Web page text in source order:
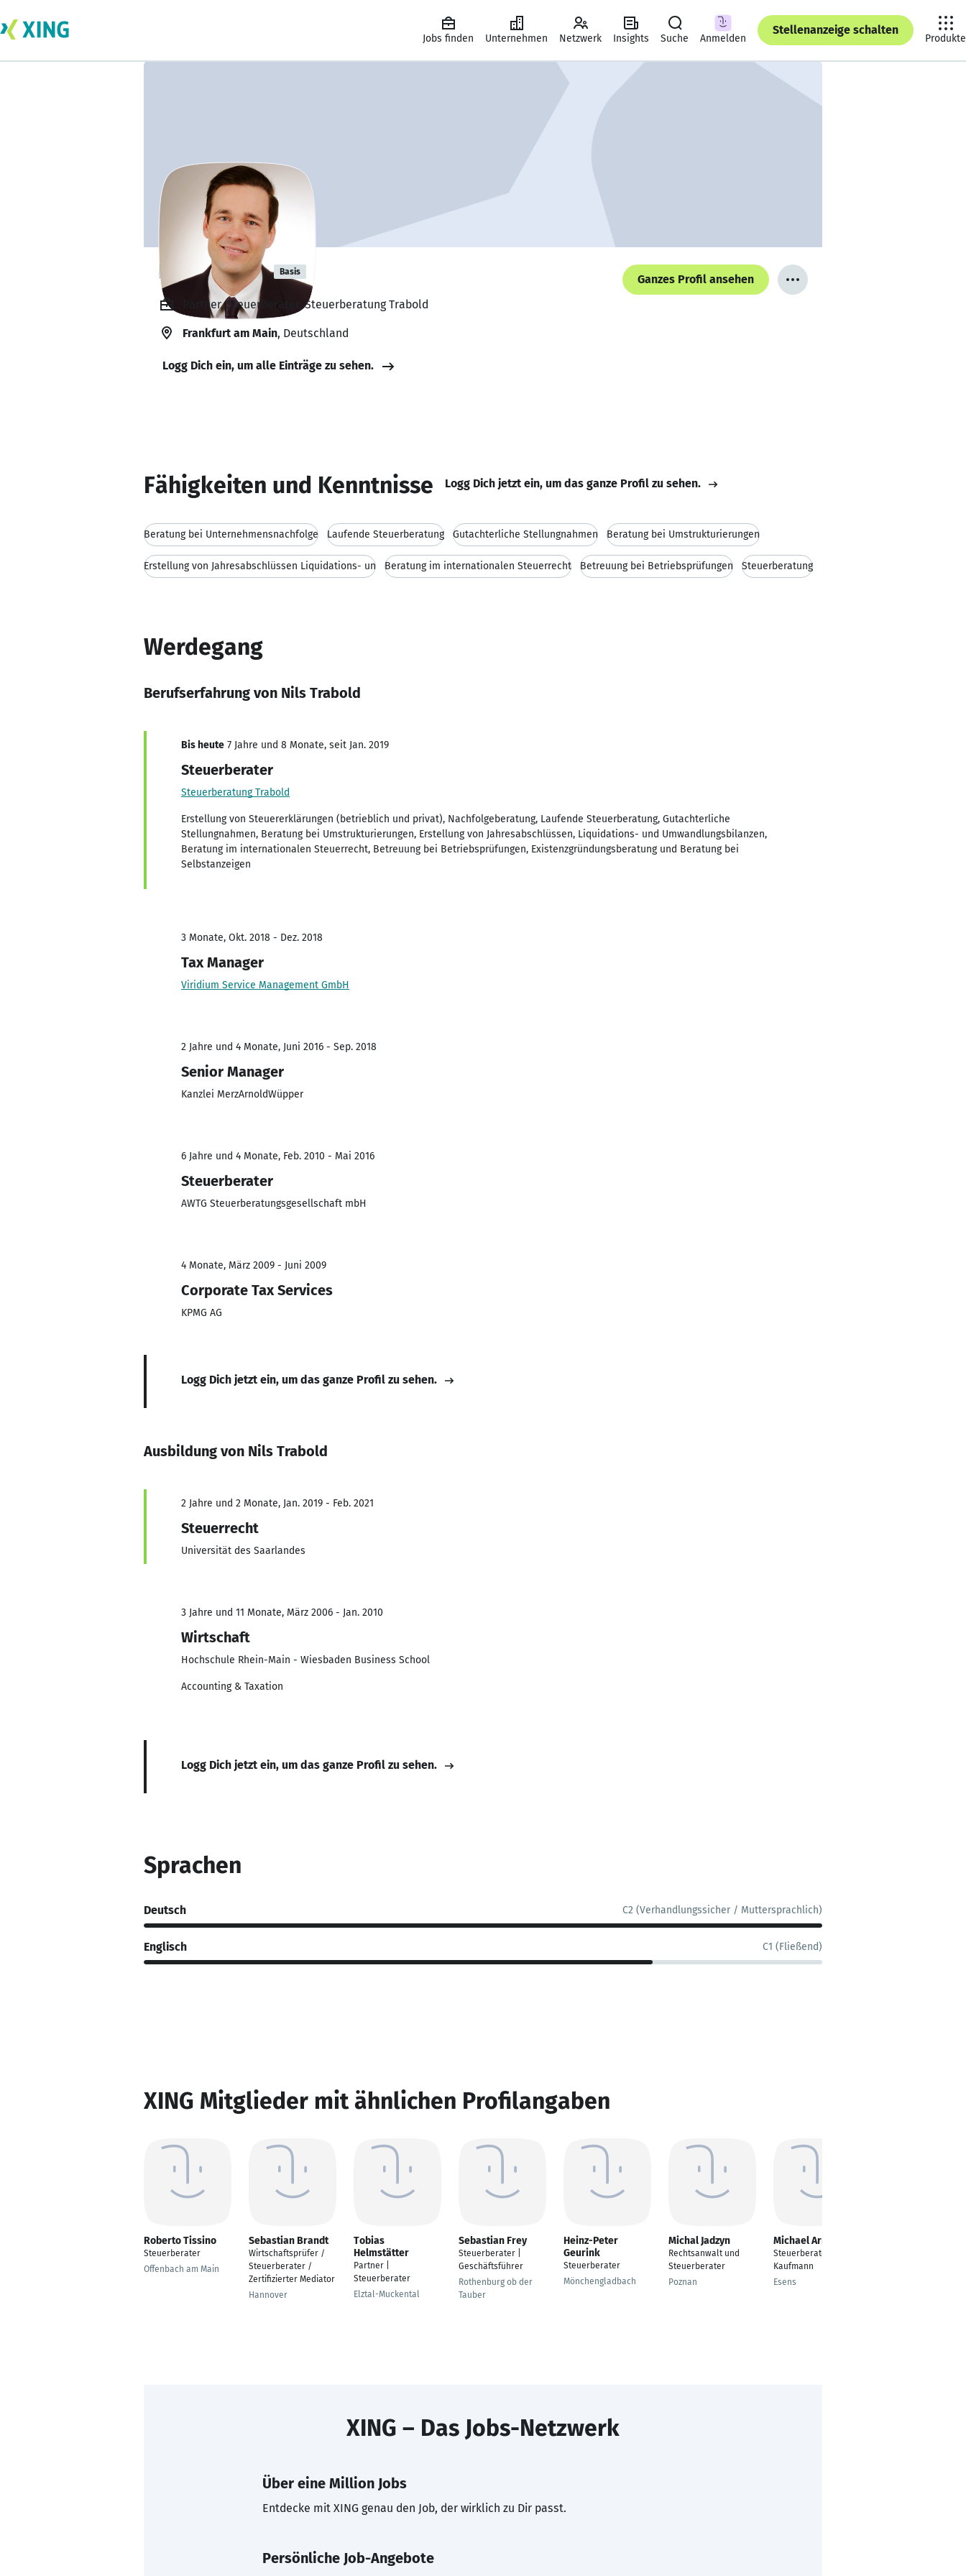
Jobs finden Unternehmen Netzwerk Insights Suche Anmelden
Stellenanzeige schalten
Produkte
Nils Trabold Basis
Ganzes Profil ansehen
Partner, Steuerberater, Steuerberatung Trabold
Frankfurt am Main, Deutschland
Logg Dich ein, um alle Einträge zu sehen.
Fähigkeiten und Kenntnisse Logg Dich jetzt ein, um das ganze Profil zu sehen.
Beratung bei Unternehmensnachfolge Laufende Steuerberatung Gutachterliche Stellungnahmen Beratung bei Umstrukturierungen
Erstellung von Jahresabschlüssen Liquidations- un Beratung im internationalen Steuerrecht Betreuung bei Betriebsprüfungen Steuerberatung
Werdegang
Berufserfahrung von Nils Trabold
Bis heute 7 Jahre und 8 Monate, seit Jan. 2019
Steuerberater
Steuerberatung Trabold
Erstellung von Steuererklärungen (betrieblich und privat), Nachfolgeberatung, Laufende Steuerberatung, Gutachterliche
Stellungnahmen, Beratung bei Umstrukturierungen, Erstellung von Jahresabschlüssen, Liquidations- und Umwandlungsbilanzen,
Beratung im internationalen Steuerrecht, Betreuung bei Betriebsprüfungen, Existenzgründungsberatung und Beratung bei
Selbstanzeigen
3 Monate, Okt. 2018 - Dez. 2018
Tax Manager
Viridium Service Management GmbH
2 Jahre und 4 Monate, Juni 2016 - Sep. 2018
Senior Manager
Kanzlei MerzArnoldWüpper
6 Jahre und 4 Monate, Feb. 2010 - Mai 2016
Steuerberater
AWTG Steuerberatungsgesellschaft mbH
4 Monate, März 2009 - Juni 2009
Corporate Tax Services
KPMG AG
Logg Dich jetzt ein, um das ganze Profil zu sehen.
Ausbildung von Nils Trabold
2 Jahre und 2 Monate, Jan. 2019 - Feb. 2021
Steuerrecht
Universität des Saarlandes
3 Jahre und 11 Monate, März 2006 - Jan. 2010
Wirtschaft
Hochschule Rhein-Main - Wiesbaden Business School
Accounting & Taxation
Logg Dich jetzt ein, um das ganze Profil zu sehen.
Sprachen
Deutsch C2 (Verhandlungssicher / Muttersprachlich)
Englisch C1 (Fließend)
XING Mitglieder mit ähnlichen Profilangaben
Roberto Tissino
Steuerberater
Offenbach am Main
Sebastian Brandt
Wirtschaftsprüfer /
Steuerberater /
Zertifizierter Mediator
Hannover
Tobias
Helmstätter
Partner |
Steuerberater
Elztal-Muckental
Sebastian Frey
Steuerberater |
Geschäftsführer
Rothenburg ob der
Tauber
Heinz-Peter
Geurink
Steuerberater
Mönchengladbach
Michal Jadzyn
Rechtsanwalt und
Steuerberater
Poznan
Michael Arndt
Steuerberater, Dipl.-
Kaufmann
Esens
XING – Das Jobs-Netzwerk
Über eine Million Jobs
Entdecke mit XING genau den Job, der wirklich zu Dir passt.
Persönliche Job-Angebote